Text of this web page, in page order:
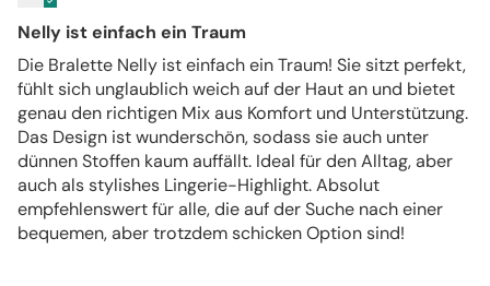
Nelly ist einfach ein Traum
Die Bralette Nelly ist einfach ein Traum! Sie sitzt perfekt,
fühlt sich unglaublich weich auf der Haut an und bietet
genau den richtigen Mix aus Komfort und Unterstützung.
Das Design ist wunderschön, sodass sie auch unter
dünnen Stoffen kaum auffällt. Ideal für den Alltag, aber
auch als stylishes Lingerie-Highlight. Absolut
empfehlenswert für alle, die auf der Suche nach einer
bequemen, aber trotzdem schicken Option sind!